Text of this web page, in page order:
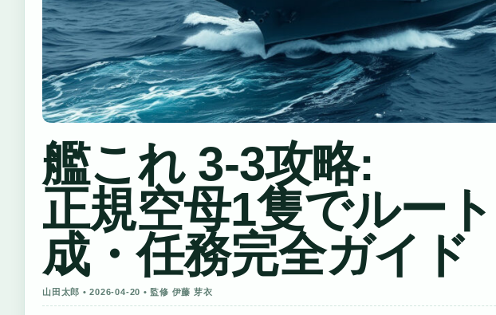
艦これ 3-3攻略:
正規空母1隻でルー
成・任務完全ガイド
山田太郎 • 2026-04-20 • 監修 伊藤 芽衣